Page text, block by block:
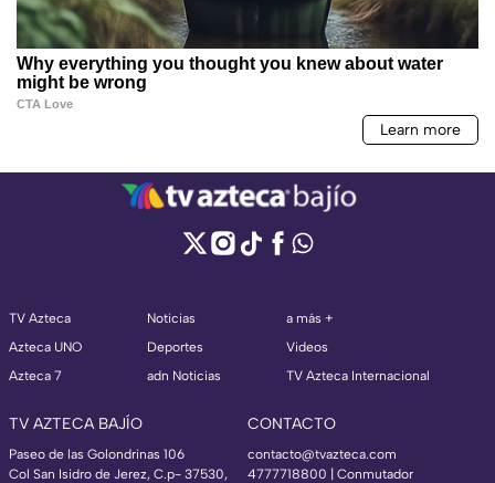
TV Azteca
Azteca UNO
Azteca 7
Noticias
Deportes
adn Noticias
a más +
Videos
TV Azteca Internacional
TV AZTECA BAJÍO
Paseo de las Golondrinas 106
Col San Isidro de Jerez, C.p- 37530,
CONTACTO
contacto@tvazteca.com
4777718800 | Conmutador